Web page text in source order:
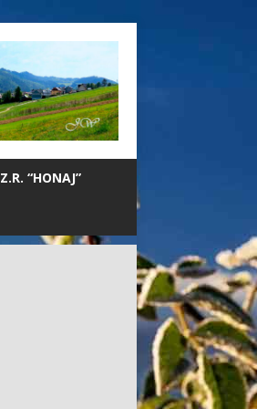
Z.R. “HONAJ”